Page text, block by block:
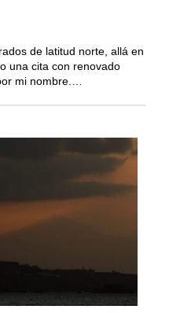
de latitud norte, allá en
una cita con renovado
mi nombre.…